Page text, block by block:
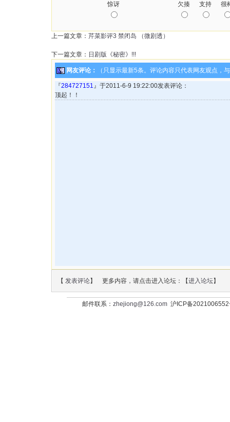
惊讶 欠揍 支持 很
上一篇文章： 芹菜影评3 禁闭岛 （微剧透）
下一篇文章： 日剧版《秘密》!!!
网友评论： （只显示最新5条。评论内容只代表网友观点，
『284727151』于2011-6-9 19:22:00发表评论：
顶起！！
【 发表评论】 更多内容，请点击进入论坛：【进入论坛】
邮件联系： zhejiong@126.com沪ICP备